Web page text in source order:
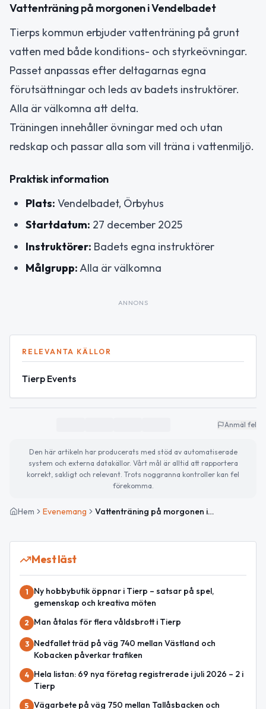
Vattenträning på morgonen i Vendelbadet
Tierps kommun erbjuder vattenträning på grunt
vatten med både konditions- och styrkeövningar.
Passet anpassas efter deltagarnas egna
förutsättningar och leds av badets instruktörer.
Alla är välkomna att delta.
Träningen innehåller övningar med och utan
redskap och passar alla som vill träna i vattenmiljö.
Praktisk information
Plats: Vendelbadet, Örbyhus
Startdatum: 27 december 2025
Instruktörer: Badets egna instruktörer
Målgrupp:Alla är välkomna
ANNONS
RELEVANTA KÄLLOR
Tierp Events
Anmäl fel
Den här artikeln har producerats med stöd av automatiserade
system och externa datakällor. Vårt mål är alltid att rapportera
korrekt, sakligt och relevant. Trots noggranna kontroller kan fel
förekomma.
Hem Evenemang Vattenträning på morgonen i Vendelbadet
Mest läst
1
Ny hobbybutik öppnar i Tierp – satsar på spel,
gemenskap och kreativa möten
2 Man åtalas för flera våldsbrott i Tierp
3
Nedfallet träd på väg 740 mellan Västland och
Kobacken påverkar trafiken
4
Hela listan: 69 nya företag registrerade i juli 2026 – 2 i
Tierp
5 Vägarbete på väg 750 mellan Tallåsbacken och